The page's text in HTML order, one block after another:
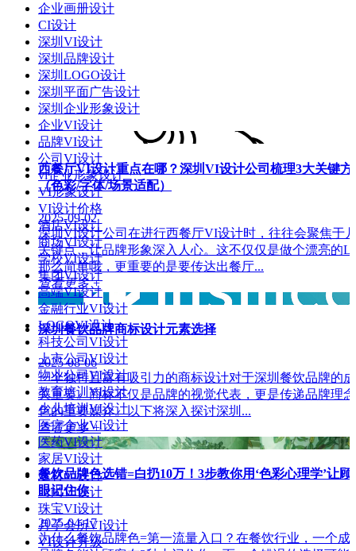
企业画册设计
CI设计
深圳VI设计
深圳品牌设计
深圳LOGO设计
深圳平面广告设计
深圳企业形象设计
企业VI设计
品牌VI设计
公司VI设计
vi企业形象设计
VI形象设计
VI设计价格
酒店VI设计
商场VI设计
学校VI设计
集团VI设计
高端VI设计
金融行业VI设计
LOGOVI设计
科技公司VI设计
上市公司VI设计
物业公司VI设计
教育培训VI设计
少儿培训VI设计
医疗企业VI设计
医药VI设计
家居VI设计
建材VI设计
时尚VI设计
珠宝VI设计
月子会所VI设计
VI设计升级
西餐厅VI设计重点在哪？深圳VI设计公司梳理3大关键方
（色彩/字体/场景适配）
2025-09-02
深圳VI设计公司在进行西餐厅VI设计时，往往会聚焦于
关键点，让品牌形象深入人心。这不仅仅是做个漂亮的
那么简单哦，更重要的是要传达出餐厅...
查看更多 +
‌深圳餐饮品牌商标设计元素选择‌
2025-08-06
一个独特且富有吸引力的商标设计对于深圳餐饮品牌的
关重要。商标不仅是品牌的视觉代表，更是传递品牌理
色的重要媒介。以下将深入探讨深圳...
查看更多 +
餐饮品牌色选错=白扔10万！3步教你用‘色彩心理学’让顾
眼记住你
2025-04-17
为什么餐饮品牌色=第一流量入口？在餐饮行业，一个成